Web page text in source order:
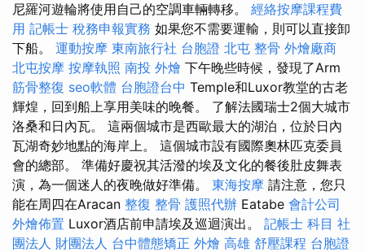
尼羅河遊輪將使用自己的空調車輛轉移。 經絡按摩課程費
用 記帳士 稅務申報實務 如果您不需要運輸，則可以直接卸
下船。 運動按摩 東南旅行社 台胞證 北屯 整骨 外燴廠商
北屯按摩 按摩執照 南投 外燴 下午晚些時候，發現了Arm
筋骨整復 seo軟體 台胞證台中 Temple和Luxor教堂的古老
輝煌，回到船上享用美味的晚餐。 了解法國瑞士2個大城市
洛桑和日內瓦。 這兩個城市是西歐最大的湖泊，位於日內
瓦湖奇妙地點的海岸上。 這個城市設有國際奧林匹克委員
會的總部。 準備好慶祝其活潑的埃及文化的餐後肚皮舞表
演，為一個迷人的夜晚做好準備。 東海按摩 請注意，您只
能在周四在Aracan 整復 整骨 護照代辦 Eatabe 會計公司
外燴佈置 Luxor酒店前申請埃及巡迴演出。 記帳士 科目 社
團法人 財團法人 台中體態矯正 外燴 高雄 舒壓課程 台胞證